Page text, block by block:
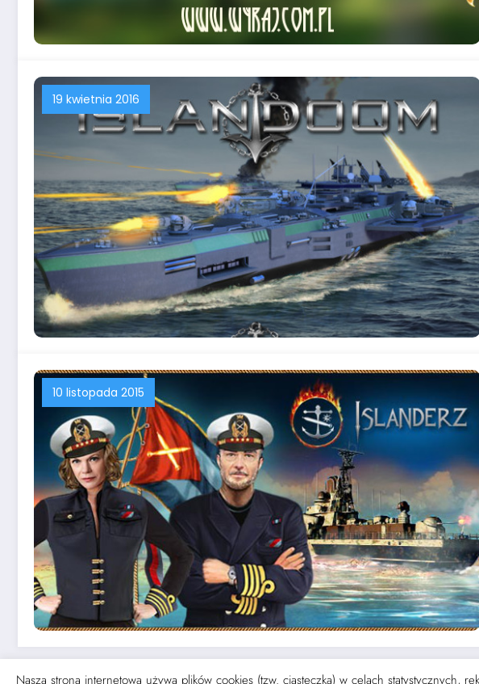
19 kwietnia 2016
10 listopada 2015
Nasza strona internetowa używa plików cookies (tzw. ciasteczka) w celach